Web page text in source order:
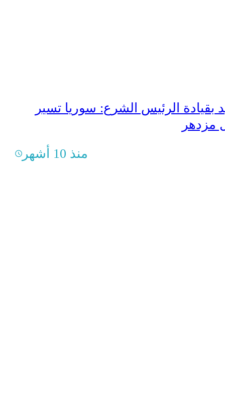
بقيادة الرئيس الشرع: سوريا تسير
مزدهر
منذ 10 أشهر